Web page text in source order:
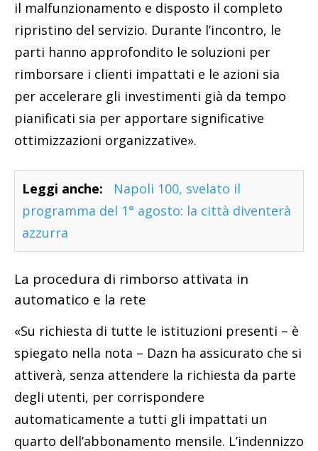
il malfunzionamento e disposto il completo
ripristino del servizio. Durante l’incontro, le
parti hanno approfondito le soluzioni per
rimborsare i clienti impattati e le azioni sia
per accelerare gli investimenti già da tempo
pianificati sia per apportare significative
ottimizzazioni organizzative».
Leggi anche:
Napoli 100, svelato il
programma del 1° agosto: la città diventerà
azzurra
La procedura di rimborso attivata in
automatico e la rete
«Su richiesta di tutte le istituzioni presenti – è
spiegato nella nota – Dazn ha assicurato che si
attiverà, senza attendere la richiesta da parte
degli utenti, per corrispondere
automaticamente a tutti gli impattati un
quarto dell’abbonamento mensile. L’indennizzo